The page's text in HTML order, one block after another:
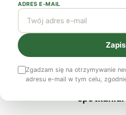
Radosław Gawlik24 stycznia 2012
19
spotkaniu.
ADRES E-MAIL
Zgadzam się na otrzymywanie
adresu e-mail w tym celu,